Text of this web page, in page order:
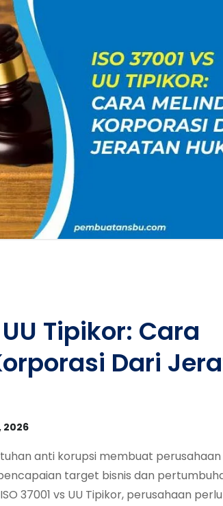
Tipikor: Cara
Dari
2026
anti korupsi membuat
target bisnis dan
37001 vs UU Tipikor, perusahaan perlu